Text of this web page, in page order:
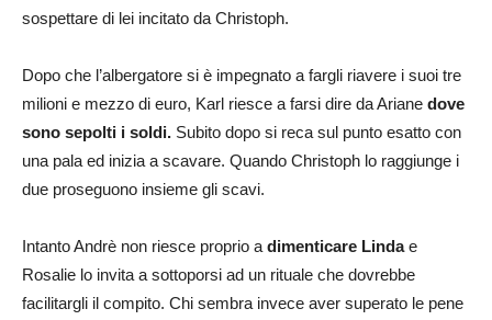
sospettare di lei incitato da Christoph.
Dopo che l’albergatore si è impegnato a fargli riavere i suoi tre
milioni e mezzo di euro, Karl riesce a farsi dire da Ariane dove
sono sepolti i soldi. Subito dopo si reca sul punto esatto con
una pala ed inizia a scavare. Quando Christoph lo raggiunge i
due proseguono insieme gli scavi.
Intanto Andrè non riesce proprio a dimenticare Lindae
Rosalie lo invita a sottoporsi ad un rituale che dovrebbe
facilitargli il compito. Chi sembra invece aver superato le pene